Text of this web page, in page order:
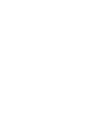
periodicamente
virus, le definizioni
gli elenchi URL, le
e gli elenchi
Questi
collettivamente
tal caso, l’Utente
dei contenuti
il Periodo del Servizio.